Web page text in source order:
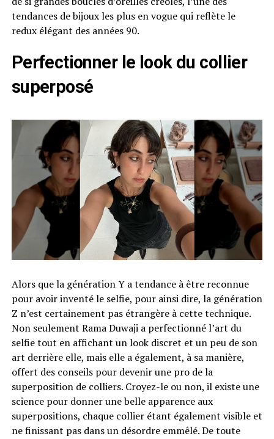
tendances de bijoux les plus en vogue qui reflète le
redux élégant des années 90.
Perfectionner le look du collier
superposé
Alors que la génération Y a tendance à être reconnue
pour avoir inventé le selfie, pour ainsi dire, la génération
Z n’est certainement pas étrangère à cette technique.
Non seulement Rama Duwaji a perfectionné l’art du
selfie tout en affichant un look discret et un peu de son
art derrière elle, mais elle a également, à sa manière,
offert des conseils pour devenir une pro de la
superposition de colliers. Croyez-le ou non, il existe une
science pour donner une belle apparence aux
superpositions, chaque collier étant également visible et
ne finissant pas dans un désordre emmêlé. De toute